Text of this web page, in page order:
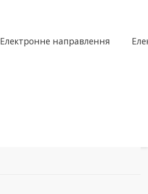
Електронне направлення